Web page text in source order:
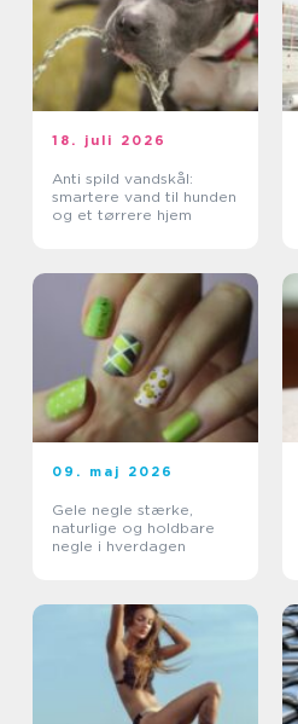
18. juli 2026
Anti spild vandskål:
smartere vand til hunden
og et tørrere hjem
09. maj 2026
Gele negle stærke,
naturlige og holdbare
negle i hverdagen